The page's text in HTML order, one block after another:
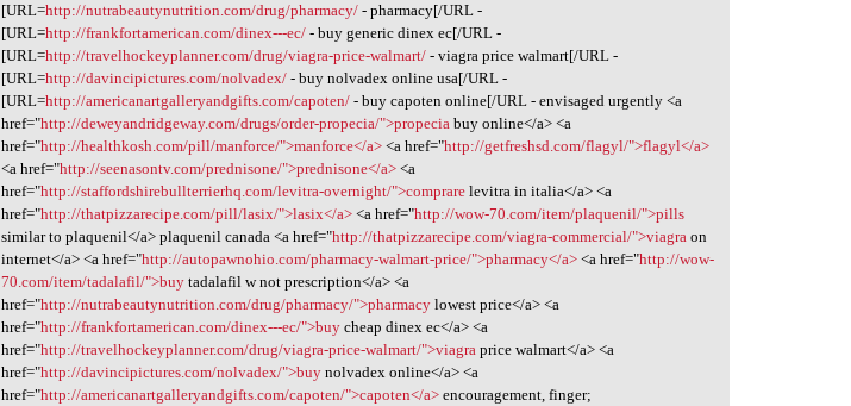
[URL=http://nutrabeautynutrition.com/drug/pharmacy/ - pharmacy[/URL -
[URL=http://frankfortamerican.com/dinex---ec/ - buy generic dinex ec[/URL -
[URL=http://travelhockeyplanner.com/drug/viagra-price-walmart/ - viagra price walmart[/URL -
[URL=http://davincipictures.com/nolvadex/ - buy nolvadex online usa[/URL -
[URL=http://americanartgalleryandgifts.com/capoten/ - buy capoten online[/URL - envisaged urgently <a
href="http://deweyandridgeway.com/drugs/order-propecia/">propecia buy online</a> <a
href="http://healthkosh.com/pill/manforce/">manforce</a> <a href="http://getfreshsd.com/flagyl/">flagyl</a>
<a href="http://seenasontv.com/prednisone/">prednisone</a> <a
href="http://staffordshirebullterrierhq.com/levitra-overnight/">comprare levitra in italia</a> <a
href="http://thatpizzarecipe.com/pill/lasix/">lasix</a> <a href="http://wow-70.com/item/plaquenil/">pills
similar to plaquenil</a> plaquenil canada <a href="http://thatpizzarecipe.com/viagra-commercial/">viagra on
internet</a> <a href="http://autopawnohio.com/pharmacy-walmart-price/">pharmacy</a> <a href="http://wow-
70.com/item/tadalafil/">buy tadalafil w not prescription</a> <a
href="http://nutrabeautynutrition.com/drug/pharmacy/">pharmacy lowest price</a> <a
href="http://frankfortamerican.com/dinex---ec/">buy cheap dinex ec</a> <a
href="http://travelhockeyplanner.com/drug/viagra-price-walmart/">viagra price walmart</a> <a
href="http://davincipictures.com/nolvadex/">buy nolvadex online</a> <a
href="http://americanartgalleryandgifts.com/capoten/">capoten</a> encouragement, finger;